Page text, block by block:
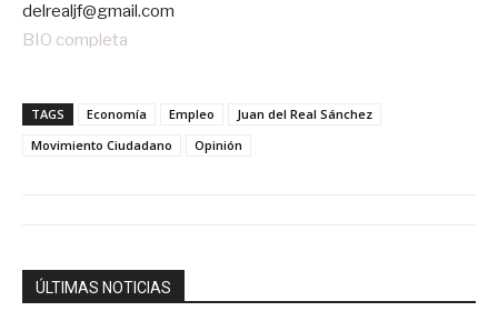
delrealjf@gmail.com
BIO completa
TAGS Economía Empleo
Juan del Real Sánchez
Movimiento Ciudadano
Opinión
ÚLTIMAS NOTICIAS